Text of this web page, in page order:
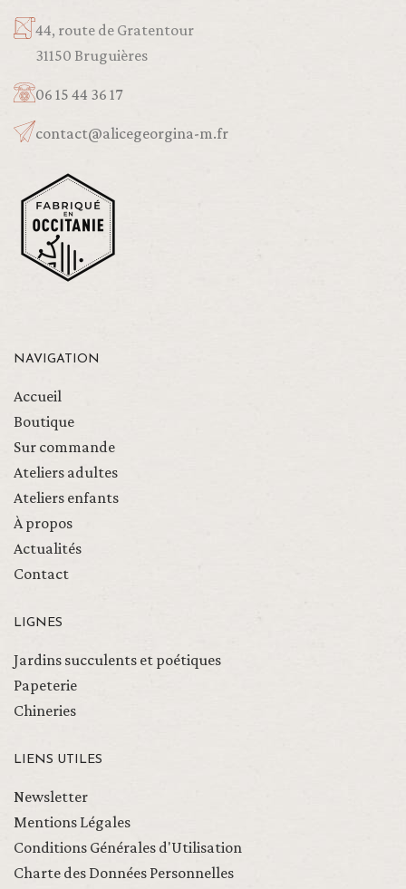
44, route de Gratentour
31150 Bruguières
06 15 44 36 17
contact@alicegeorgina-m.fr
NAVIGATION
Accueil
Boutique
Sur commande
Ateliers adultes
Ateliers enfants
À propos
Actualités
Contact
LIGNES
Jardins succulents et poétiques
Papeterie
Chineries
LIENS UTILES
Newsletter
Mentions Légales
Conditions Générales d'Utilisation
Charte des Données Personnelles